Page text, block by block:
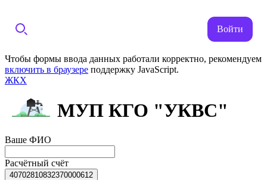
Войти
Чтобы формы ввода данных работали корректно, рекомендуем
включить в браузере поддержку JavaScript.
ЖКХ
МУП КГО "УКВС"
Ваше ФИО
Расчётный счёт
40702810832370000612